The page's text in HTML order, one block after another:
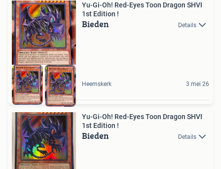
Yu-Gi-Oh! Red-Eyes Toon Dragon SHVI
1st Edition !
Bieden Details
Heemskerk 3 mei 26
Yu-Gi-Oh! Red-Eyes Toon Dragon SHVI
1st Edition !
Bieden Details